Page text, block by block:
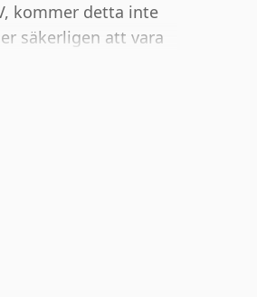
kommer detta inte
säkerligen att vara